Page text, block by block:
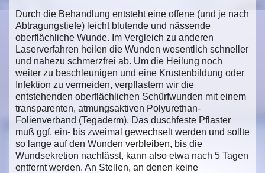
Durch die Behandlung entsteht eine offene (und je nach
Abtragungstiefe) leicht blutende und nässende
oberflächliche Wunde. Im Vergleich zu anderen
Laserverfahren heilen die Wunden wesentlich schneller
und nahezu schmerzfrei ab. Um die Heilung noch
weiter zu beschleunigen und eine Krustenbildung oder
Infektion zu vermeiden, verpflastern wir die
entstehenden oberflächlichen Schürfwunden mit einem
transparenten, atmungsaktiven Polyurethan-
Folienverband (Tegaderm). Das duschfeste Pflaster
muß ggf. ein- bis zweimal gewechselt werden und sollte
so lange auf den Wunden verbleiben, bis die
Wundsekretion nachlässt, kann also etwa nach 5 Tagen
entfernt werden. An Stellen, an denen keine